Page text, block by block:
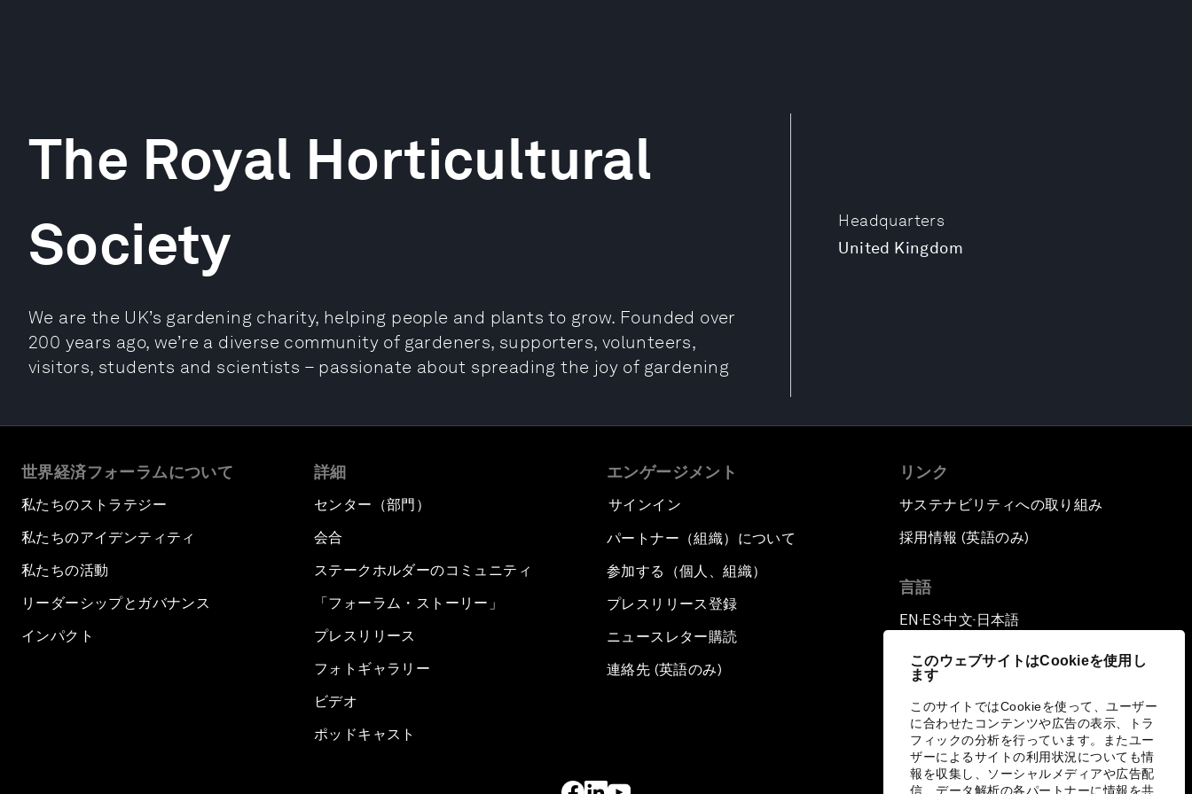
このウェブサイトはCookieを使用し
ます
このサイトではCookieを使って、ユーザー
に合わせたコンテンツや広告の表示、トラ
フィックの分析を行っています。またユー
ザーによるサイトの利用状況についても情
報を収集し、ソーシャルメディアや広告配
信、データ解析の各パートナーに情報を共
Headquarters
United Kingdom
The Royal Horticultural
Society
We are the UK’s gardening charity, helping people and plants to grow. Founded over
200 years ago, we’re a diverse community of gardeners, supporters, volunteers,
visitors, students and scientists – passionate about spreading the joy of gardening
世界経済フォーラムについて
私たちのストラテジー
私たちのアイデンティティ
私たちの活動
リーダーシップとガバナンス
インパクト
詳細
センター（部門）
会合
ステークホルダーのコミュニティ
「フォーラム・ストーリー」
プレスリリース
フォトギャラリー
ビデオ
ポッドキャスト
エンゲージメント
サインイン
パートナー（組織）について
参加する（個人、組織）
プレスリリース登録
ニュースレター購読
連絡先 (英語のみ)
リンク
サステナビリティへの取り組み
採用情報 (英語のみ)
言語
EN ▪ES▪中文▪ 日本語